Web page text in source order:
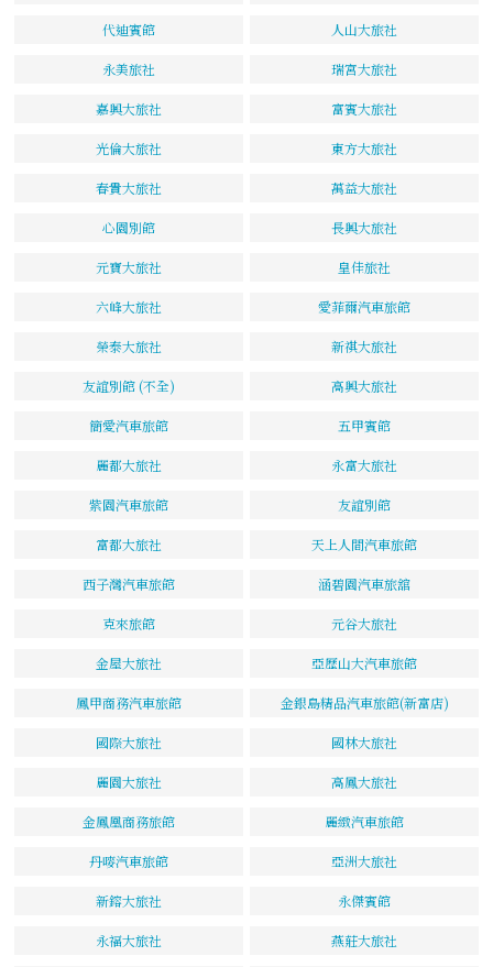
代迪賓館 人山大旅社
永美旅社 瑞宮大旅社
嘉興大旅社 富賓大旅社
光倫大旅社 東方大旅社
春貴大旅社 萬益大旅社
心園別館 長興大旅社
元寶大旅社 皇佳旅社
六峰大旅社 愛菲爾汽車旅館
榮泰大旅社 新祺大旅社
友誼別館 (不全) 高興大旅社
簡愛汽車旅館 五甲賓館
麗都大旅社 永富大旅社
紫園汽車旅館 友誼別館
富都大旅社 天上人間汽車旅館
西子灣汽車旅館 涵碧園汽車旅舘
克來旅館 元谷大旅社
金屋大旅社 亞歷山大汽車旅館
鳳甲商務汽車旅館 金銀島精品汽車旅館(新富店)
國際大旅社 國林大旅社
麗園大旅社 高鳳大旅社
金鳳凰商務旅館 麗緻汽車旅館
丹嘜汽車旅館 亞洲大旅社
新鎔大旅社 永傑賓館
永福大旅社 燕莊大旅社